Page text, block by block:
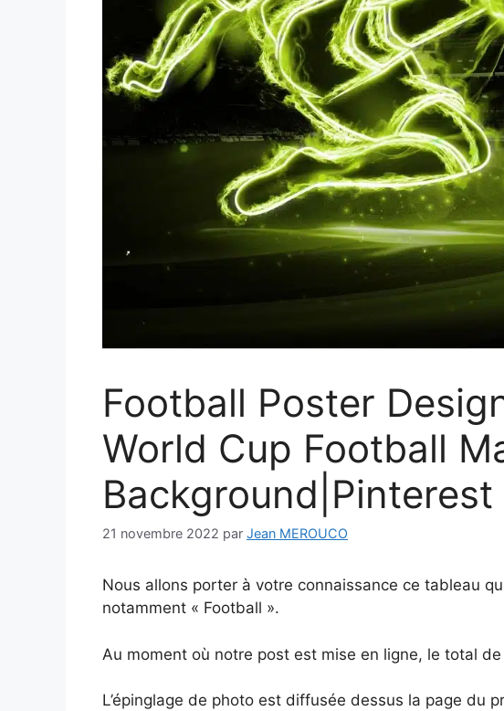
Football Poster
World Cup Football
Background|Pinterest
21 novembre 2022 par Jean MEROUCO
Nous allons porter à votre connaissance ce tableau
notamment « Football ».
Au moment où notre post est mise en ligne, le total
L’épinglage de photo est diffusée dessus la page du